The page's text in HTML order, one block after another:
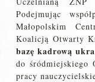
Podejmując
Małopolskim
Koalicją Otwarty
bazę kadrową
do śródmiejskiego
pracy